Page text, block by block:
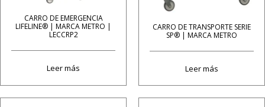
CARRO DE EMERGENCIA
LIFELINE® | MARCA METRO |
LECCRP2
Leer más
CARRO DE TRANSPORTE SERIE
SP® | MARCA METRO
Leer más